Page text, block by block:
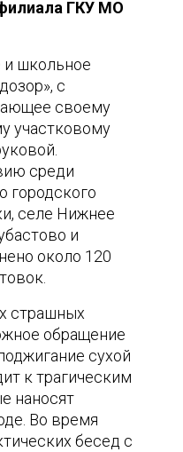
ГКУ МО
и школьное
с
своему
участковому
среди
городского
селе Нижнее
и
около 120
страшных
обращение
сухой
к трагическим
наносят
Во время
бесед с